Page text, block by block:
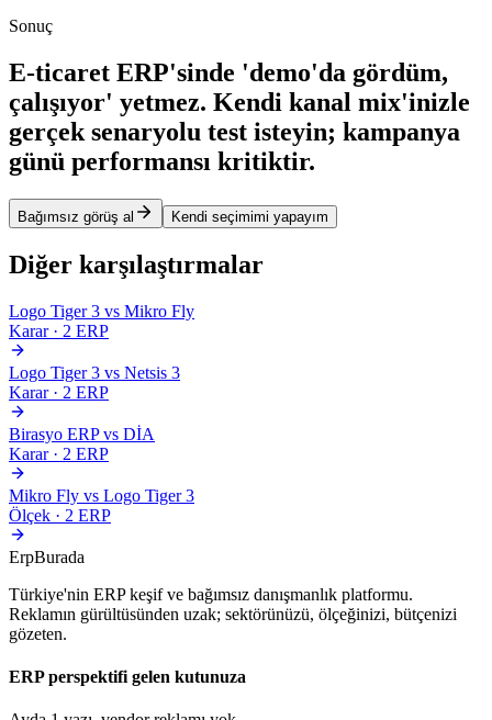
Sonuç
E-ticaret ERP'sinde 'demo'da gördüm,
çalışıyor' yetmez. Kendi kanal mix'inizle
gerçek senaryolu test isteyin; kampanya
günü performansı kritiktir.
Bağımsız görüş al Kendi seçimimi yapayım
Diğer karşılaştırmalar
Logo Tiger 3 vs Mikro Fly
Karar· 2 ERP
Logo Tiger 3 vs Netsis 3
Karar· 2 ERP
Birasyo ERP vs DİA
Karar· 2 ERP
Mikro Fly vs Logo Tiger 3
Ölçek · 2 ERP
ErpBurada
Türkiye'nin ERP keşif ve bağımsız danışmanlık platformu.
Reklamın gürültüsünden uzak; sektörünüzü, ölçeğinizi, bütçenizi
gözeten.
ERP perspektifi gelen kutunuza